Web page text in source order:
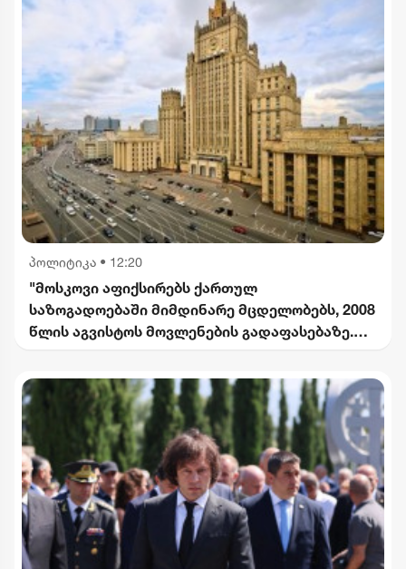
პოლიტიკა • 12:20
"მოსკოვი აფიქსირებს ქართულ
საზოგადოებაში მიმდინარე მცდელობებს, 2008
წლის აგვისტოს მოვლენების გადაფასებაზე.
განცხადებებს შერიგების აუცილებლობაზე" -
რუსეთის საგარეო უწყება